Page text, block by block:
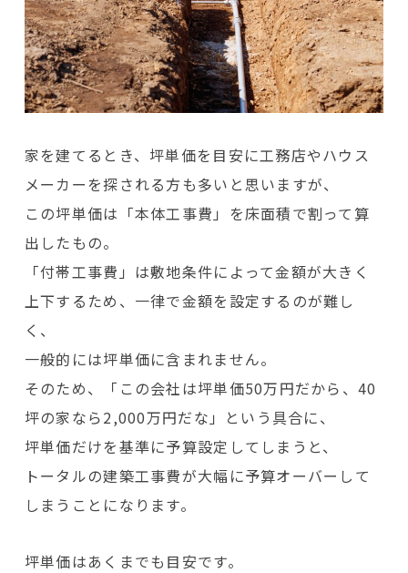
家を建てるとき、坪単価を目安に工務店やハウス
メーカーを探される方も多いと思いますが、
この坪単価は「本体工事費」を床面積で割って算
出したもの。
「付帯工事費」は敷地条件によって金額が大きく
上下するため、一律で金額を設定するのが難し
く、
一般的には坪単価に含まれません。
そのため、「この会社は坪単価50万円だから、40
坪の家なら2,000万円だな」という具合に、
坪単価だけを基準に予算設定してしまうと、
トータルの建築工事費が大幅に予算オーバーして
しまうことになります。
坪単価はあくまでも目安です。